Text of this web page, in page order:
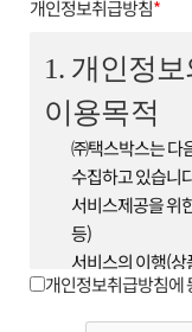
아이디를 부여받은
② 아이디(ID) :
숫자, 영문 숫자의
가입 시 중복이 되
내에서 회원이 자
③ 비밀번호
'ID'인지 확인하
선정한 영문 또는
조합이다.
④ 운영자 : 서비스
개인정보취급방침*
1. 개인정
이용목적
㈜택스박스는 다
수집하고 있습니
서비스제공을 위
등)
서비스의 이행(
기타 새로운 서비
단, 이용자의 기
개인정보취급방침에